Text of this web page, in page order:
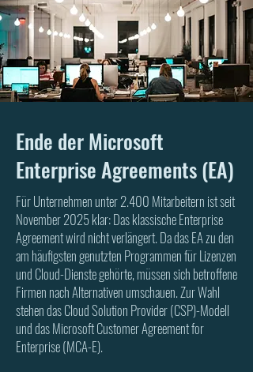
Ende der Microsoft
Enterprise Agreements (EA)
Für Unternehmen unter 2.400 Mitarbeitern ist seit
November 2025 klar: Das klassische Enterprise
Agreement wird nicht verlängert. Da das EA zu den
am häufigsten genutzten Programmen für Lizenzen
und Cloud-Dienste gehörte, müssen sich betroffene
Firmen nach Alternativen umschauen. Zur Wahl
stehen das Cloud Solution Provider (CSP)-Modell
und das Microsoft Customer Agreement for
Enterprise (MCA-E).